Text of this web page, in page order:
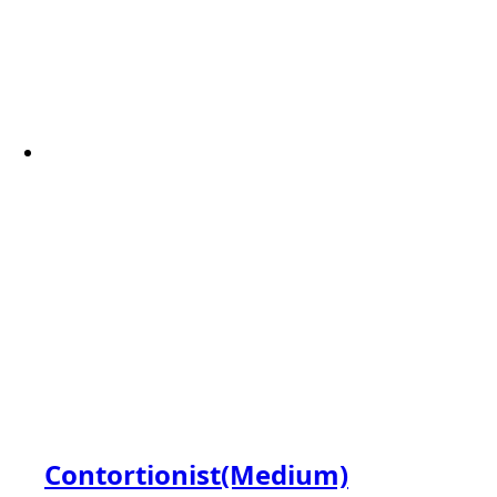
Contortionist(Medium)